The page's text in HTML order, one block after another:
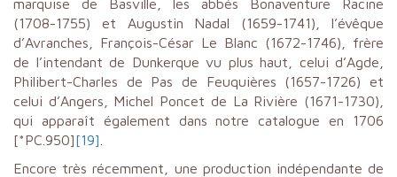
marquise de Basville, les abbés Bonaventure Racine
(1708-1755) et Augustin Nadal (1659-1741), l’évêque
d’Avranches, François-César Le Blanc (1672-1746), frère
de l’intendant de Dunkerque vu plus haut, celui d’Agde,
Philibert-Charles de Pas de Feuquières (1657-1726) et
celui d’Angers, Michel Poncet de La Rivière (1671-1730),
qui apparaît également dans notre catalogue en 1706
[*PC.950][19]
Encore très récemment, une production indépendante de